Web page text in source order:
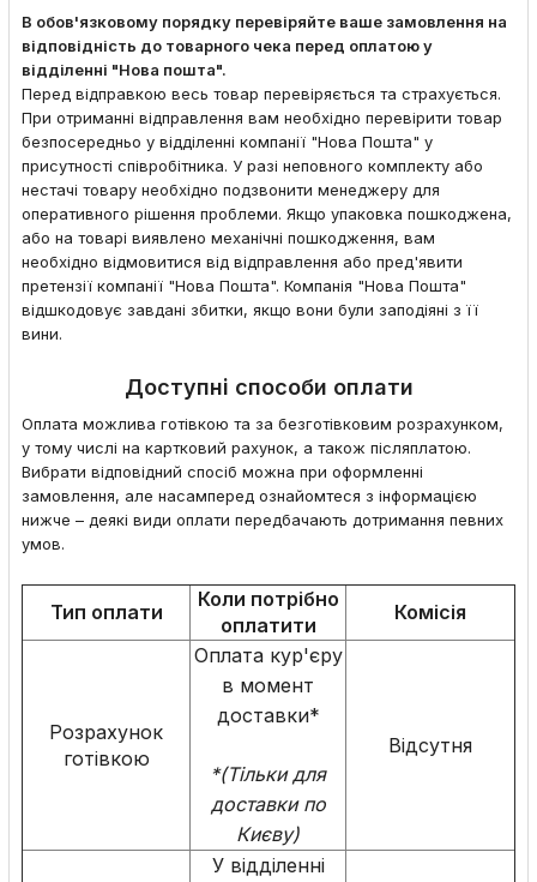
В обов'язковому порядку перевіряйте ваше замовлення на
відповідність до товарного чека перед оплатою у
відділенні "Нова пошта".
Перед відправкою весь товар перевіряється та страхується.
При отриманні відправлення вам необхідно перевірити товар
безпосередньо у відділенні компанії "Нова Пошта" у
присутності співробітника. У разі неповного комплекту або
нестачі товару необхідно подзвонити менеджеру для
оперативного рішення проблеми. Якщо упаковка пошкоджена,
або на товарі виявлено механічні пошкодження, вам
необхідно відмовитися від відправлення або пред'явити
претензії компанії "Нова Пошта". Компанія "Нова Пошта"
відшкодовує завдані збитки, якщо вони були заподіяні з її
вини.
Доступні способи оплати
Оплата можлива готівкою та за безготівковим розрахунком,
у тому числі на картковий рахунок, а також післяплатою.
Вибрати відповідний спосіб можна при оформленні
замовлення, але насамперед ознайомтеся з інформацією
нижче – деякі види оплати передбачають дотримання певних
умов.
Тип оплати
Коли потрібно
оплатити
Комісія
Розрахунок
готівкою
Оплата кур'єру
в момент
доставки*
*(Тільки для
доставки по
Києву)
Відсутня
У відділенні